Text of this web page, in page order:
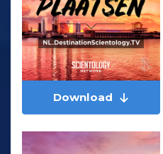
Download